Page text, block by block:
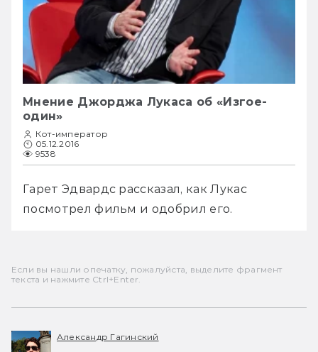
Мнение Джорджа Лукаса об «Изгое-
один»
Кот-император
05.12.2016
9538
Гарет Эдвардс рассказал, как Лукас
посмотрел фильм и одобрил его.
Если вы нашли опечатку, пожалуйста, выделите фрагмент
текста и нажмите Ctrl+Enter.
Александр Гагинский